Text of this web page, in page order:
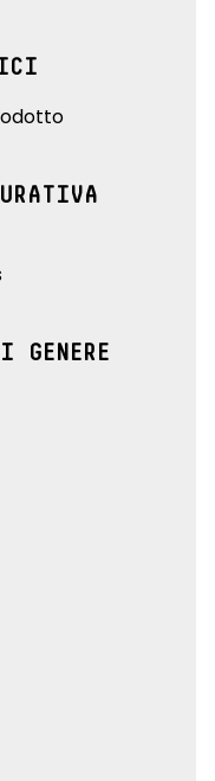
GENERE